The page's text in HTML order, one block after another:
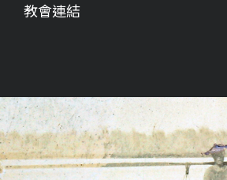
教會連結